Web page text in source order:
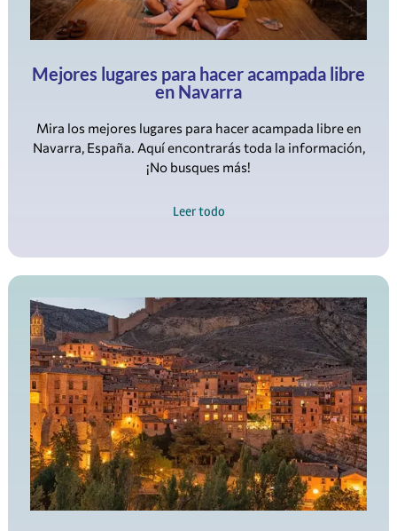
Mejores lugares para hacer acampada libre
en Navarra
Mira los mejores lugares para hacer acampada libre en
Navarra, España. Aquí encontrarás toda la información,
¡No busques más!
Leer todo